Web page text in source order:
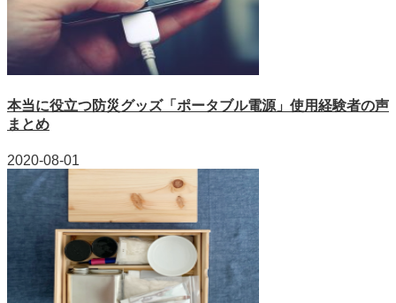
本当に役立つ防災グッズ「ポータブル電源」使用経験者の声
まとめ
2020-08-01